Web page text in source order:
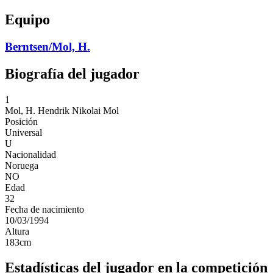
Equipo
Berntsen/Mol, H.
Biografía del jugador
1
Mol, H. Hendrik Nikolai Mol
Posición
Universal
U
Nacionalidad
Noruega
NO
Edad
32
Fecha de nacimiento
10/03/1994
Altura
183cm
Estadísticas del jugador en la competición